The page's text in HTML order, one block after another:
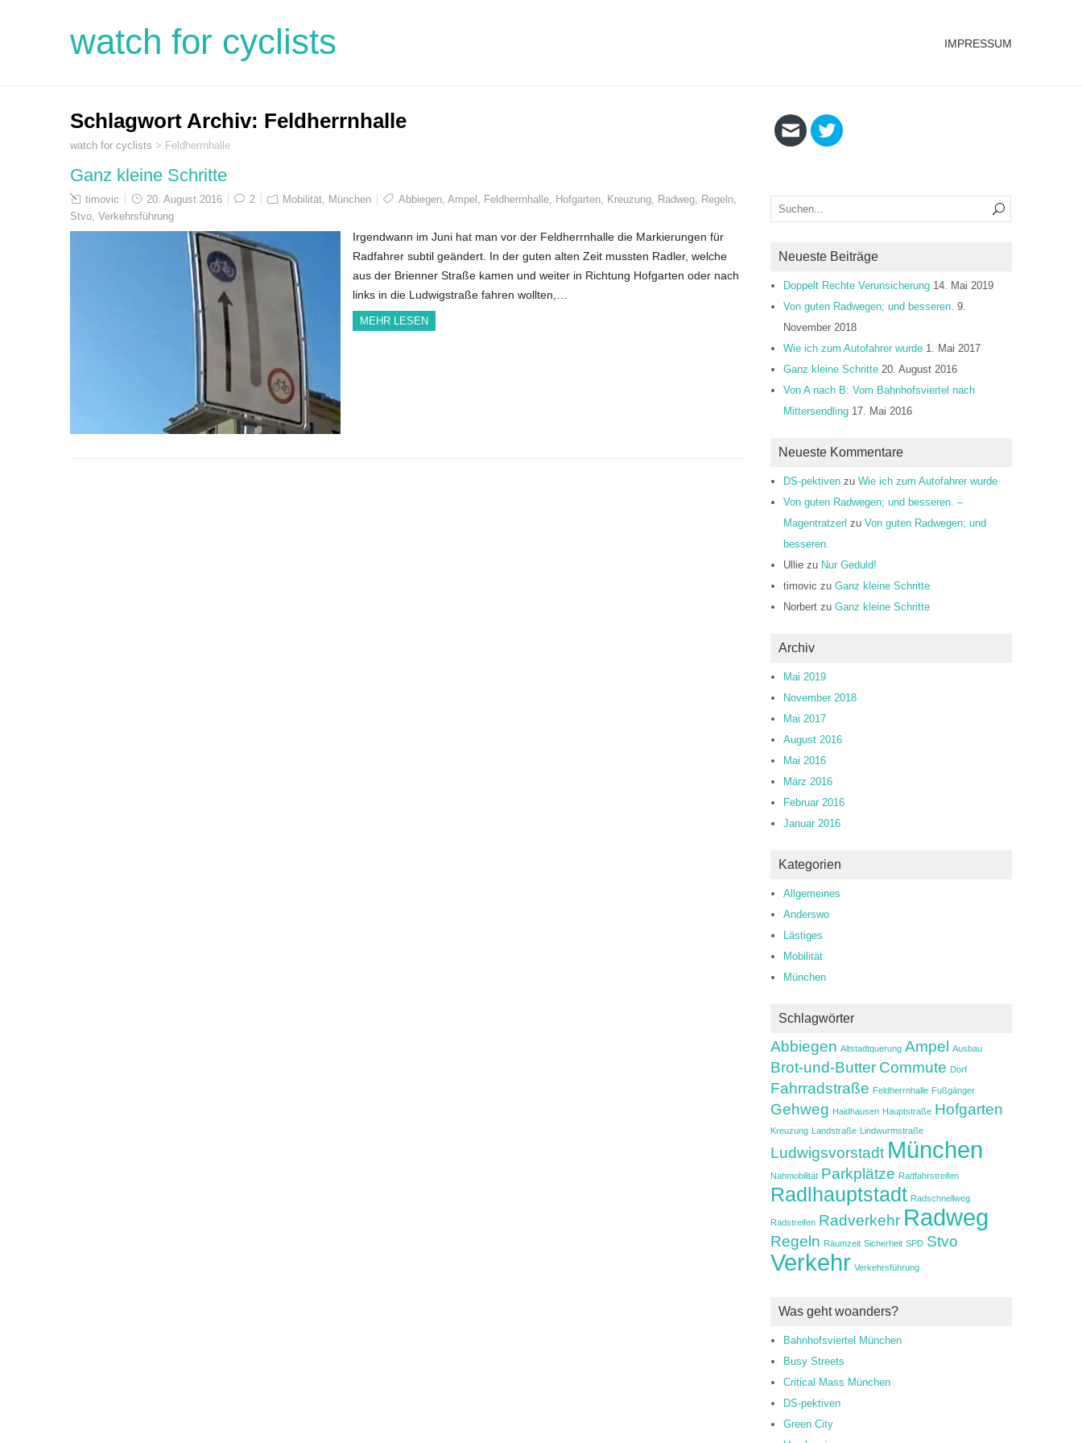
watch for cyclists IMPRESSUM
Schlagwort Archiv: Feldherrnhalle
watch for cyclists > Feldherrnhalle
Ganz kleine Schritte
timovic 20. August 2016 2 Mobilität, München Abbiegen, Ampel , Feldherrnhalle, Hofgarten, Kreuzung, Radweg, Regeln,
Stvo, Verkehrsführung
Irgendwann im Juni hat man vor der Feldherrnhalle die Markierungen für
Radfahrer subtil geändert. In der guten alten Zeit mussten Radler, welche
aus der Brienner Straße kamen und weiter in Richtung Hofgarten oder nach
links in die Ludwigstraße fahren wollten,…
MEHR LESEN
Neueste Beiträge
Doppelt Rechte Verunsicherung 14. Mai 2019
Von guten Radwegen; und besseren. 9.
November 2018
Wie ich zum Autofahrer wurde 1. Mai 2017
Ganz kleine Schritte 20. August 2016
Von A nach B: Vom Bahnhofsviertel nach
Mittersendling 17. Mai 2016
Neueste Kommentare
DS-pektiven zu Wie ich zum Autofahrer wurde
Von guten Radwegen; und besseren. –
Magentratzerl zu Von guten Radwegen; und
besseren.
Ullie zu Nur Geduld!
timovic zu Ganz kleine Schritte
Norbert zu Ganz kleine Schritte
Archiv
Mai 2019
November 2018
Mai 2017
August 2016
Mai 2016
März 2016
Februar 2016
Januar 2016
Kategorien
Allgemeines
Anderswo
Lästiges
Mobilität
München
Schlagwörter
Abbiegen Altstadtquerung Ampel Ausbau
Brot-und-Butter Commute Dorf
Fahrradstraße Feldherrnhalle Fußgänger
Gehweg Haidhausen Hauptstraße Hofgarten
Kreuzung Landstraße Lindwurmstraße
Ludwigsvorstadt München
Nahmobilität Parkplätze Radfahrstreifen
Radlhauptstadt Radschnellweg
Radstreifen Radverkehr Radweg
Regeln Räumzeit Sicherheit SPD Stvo
Verkehr Verkehrsführung
Was geht woanders?
Bahnhofsviertel München
Busy Streets
Critical Mass München
DS-pektiven
Green City